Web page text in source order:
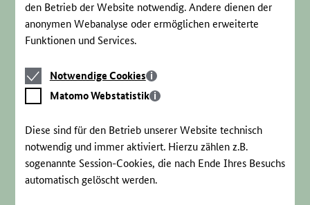
den Betrieb der Website notwendig. Andere dienen der
anonymen Webanalyse oder ermöglichen erweiterte
Funktionen und Services.
Notwendige
Cookies
Notwendige Cookies
Matomo
Webstatistik
Matomo Webstatistik
Diese sind für den Betrieb unserer Website technisch
notwendig und immer aktiviert. Hierzu zählen z.B.
sogenannte Session-Cookies, die nach Ende Ihres Besuchs
automatisch gelöscht werden.